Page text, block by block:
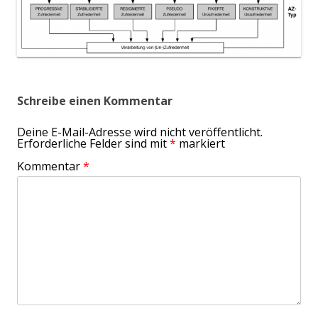
Schreibe einen Kommentar
Deine E-Mail-Adresse wird nicht veröffentlicht.
Erforderliche Felder sind mit* markiert
Kommentar*